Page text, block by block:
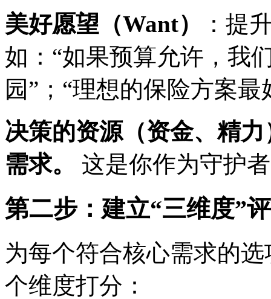
美好愿望（Want）
：提
如：“如果预算允许，我
园”；“理想的保险方案
决策的资源（资金、精
需求。
这是你作为守护
第二步：建立“三维度”
为每个符合核心需求的
个维度打分：